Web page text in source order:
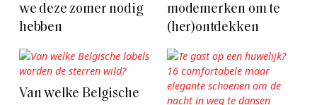
we deze zomer nodig
hebben
modemerken om te
(her)ontdekken
Van welke Belgische